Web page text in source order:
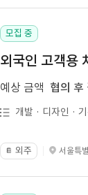
모집 중
외국인 고객용
예상 금액 협의 후
개발 · 디자인 ·
📔 외주 서울특